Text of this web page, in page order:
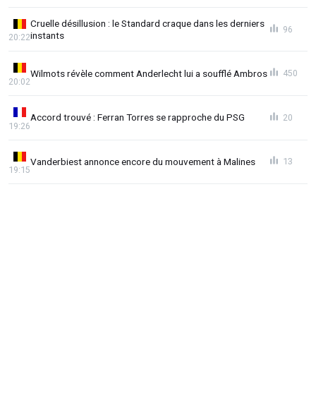
Cruelle désillusion : le Standard craque dans les derniers
instants
20:22
96
Wilmots révèle comment Anderlecht lui a soufflé Ambros
20:02
450
Accord trouvé : Ferran Torres se rapproche du PSG
19:26
20
Vanderbiest annonce encore du mouvement à Malines
19:15
13